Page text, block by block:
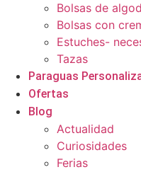
Bolsas de
Bolsas con
Estuches-
Tazas
Paraguas
Ofertas
Blog
Actualidad
Curiosidades
Ferias